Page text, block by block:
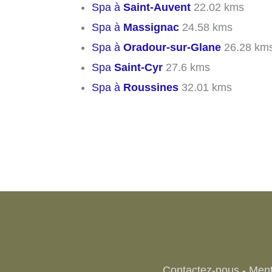
Spa à Saint-Auvent 22.02 kms
Spa à Massignac 24.58 kms
Spa à Oradour-sur-Glane 26.28
Spa Saint-Cyr 27.6 kms
Spa à Roussines 32.01 kms